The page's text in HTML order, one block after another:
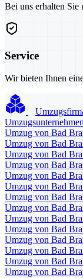
Bei uns erhalten Sie
Service
Wir bieten Ihnen
Umzug von Bad
Umzug von Bad
Umzug von Bad
Umzug von Bad
Umzug von Bad
Umzug von Bad
Umzug von Bad
Umzug von Bad
Umzug von Bad
Umzug von Bad
Umzug von Bad
Umzug von Bad
Umzug von Bad
Umzug von Bad